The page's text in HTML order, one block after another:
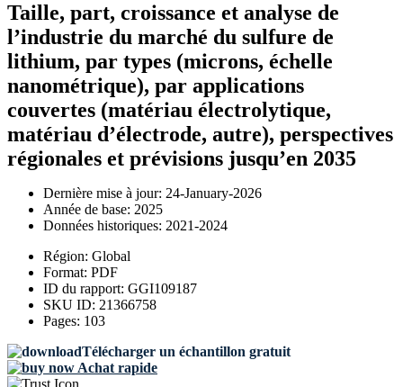
Taille, part, croissance et analyse de
l’industrie du marché du sulfure de
lithium, par types (microns, échelle
nanométrique), par applications
couvertes (matériau électrolytique,
matériau d’électrode, autre), perspectives
régionales et prévisions jusqu’en 2035
Dernière mise à jour: 24-January-2026
Année de base: 2025
Données historiques: 2021-2024
Région: Global
Format: PDF
ID du rapport: GGI109187
SKU ID: 21366758
Pages: 103
Télécharger un échantillon gratuit
Achat rapide